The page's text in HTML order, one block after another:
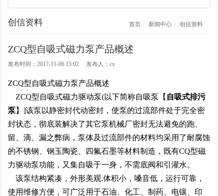
创信资料 首页 新闻中心 创信资料
ZCQ型自吸式磁力泵产品概述
发布时间：2017-11-06 15:02 发布人：cx
ZCQ型自吸式磁力泵产品概述
ZCQ型自吸式磁力驱动泵(以下简称自吸泵【 自吸式排污
泵】]该泵以静密封代动密封，使泵的过流部件处于完全密
封状态，彻底装解决了其它泵机械厂密封无法避免的跑、
留、滴、漏之弊病，泵体及过流部件的材料均采用了耐腐蚀
的不锈钢、钢玉陶瓷、四氟石墨等材料制造，既有CQ型磁
力驱动泵功能，又集自吸于一身，不需底阀和引灌水。
该泵结构紧凑，外形美观.体积小，嗓音低，运行可靠，
使用维修方便，可广泛用于石油、化工、制药、电镶、印